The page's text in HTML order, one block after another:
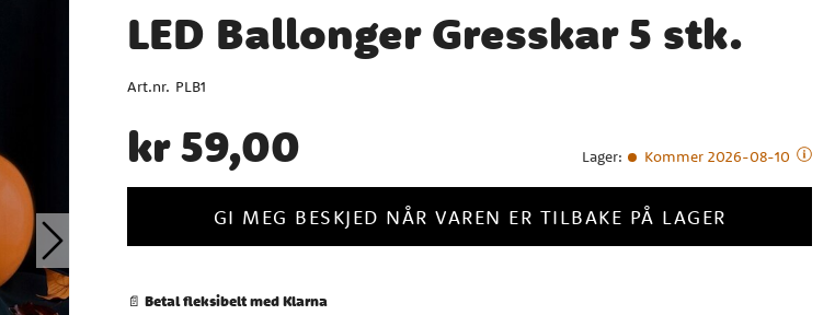
LED Ballonger Gresskar 5 stk.
Art.nr. PLB1
kr 59,00 Lager: Kommer 2026-08-10
GI MEG BESKJED NÅR VAREN ER TILBAKE PÅ LAGER
📄Betal fleksibelt med Klarna